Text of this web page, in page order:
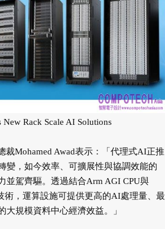
New Rack Scale AI Solutions
裁Mohamed Awad表示：「代理式AI正推
變，如今效率、可擴展性與協調效能的
並駕齊驅。透過結合Arm AGI CPU與
術，運算設施可提供更高的AI處理量、最
大規模資料中心經濟效益。」